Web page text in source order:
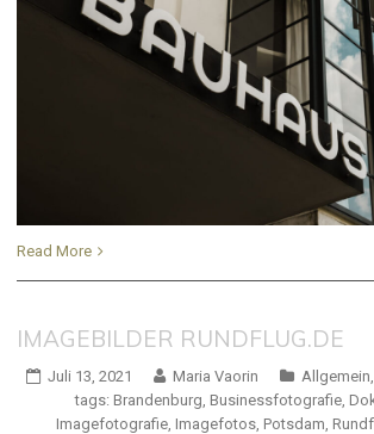
Read More
IMAGEBILDER RUNDFLUG.DE
Juli 13, 2021 Maria Vaorin Allgemein
tags: Brandenburg Businessfotografie
Imagefotografie Imagefotos Potsdam